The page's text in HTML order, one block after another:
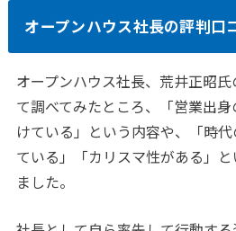
オープンハウス社長の評判口
オープンハウス社長、荒井正昭
て調べてみたところ、「営業出
けている」という内容や、「時
ている」「カリスマ性がある」
ました。